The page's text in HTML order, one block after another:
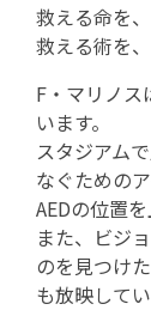
救える命を
救える術を
F・マリノス
います。
スタジアム
なぐための
AEDの位置
また、ビジ
のを見つけ
も放映して